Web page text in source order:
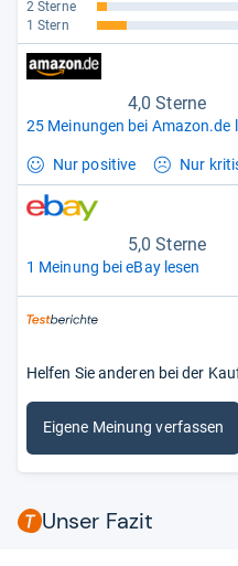
2 Sterne
1 Stern
4,0 Sterne
25 Meinungen bei Amazon.de
Nur positive Nur
5,0 Sterne
1 Meinung bei eBay lesen
Helfen Sie anderen bei der
Eigene Meinung verfassen
Unser Fazit